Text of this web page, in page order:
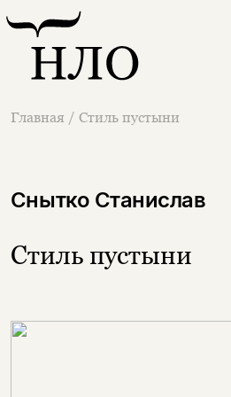
Главная / Стиль пустыни
Снытко Станислав
Стиль пустыни